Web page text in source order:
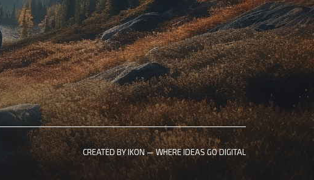
CREATED BY IKON — WHERE IDEAS GO DIGITAL